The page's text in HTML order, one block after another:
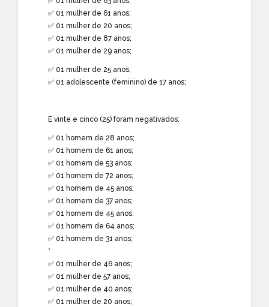
✅ 01 mulher de 61 anos;
✅ 01 mulher de 20 anos;
✅ 01 mulher de 87 anos;
✅ 01 mulher de 29 anos;
✅ 01 mulher de 25 anos;
✅ 01 adolescente (feminino) de 17 anos;
E vinte e cinco (25) foram negativados:
✅ 01 homem de 28 anos;
✅ 01 homem de 61 anos;
✅ 01 homem de 53 anos;
✅ 01 homem de 72 anos;
✅ 01 homem de 45 anos;
✅ 01 homem de 37 anos;
✅ 01 homem de 45 anos;
✅ 01 homem de 64 anos;
✅ 01 homem de 31 anos;
*
✅ 01 mulher de 46 anos;
✅ 01 mulher de 57 anos;
✅ 01 mulher de 40 anos;
✅ 01 mulher de 20 anos;